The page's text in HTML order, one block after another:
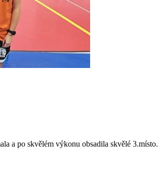
a po skvělém výkonu obsadila skvělé